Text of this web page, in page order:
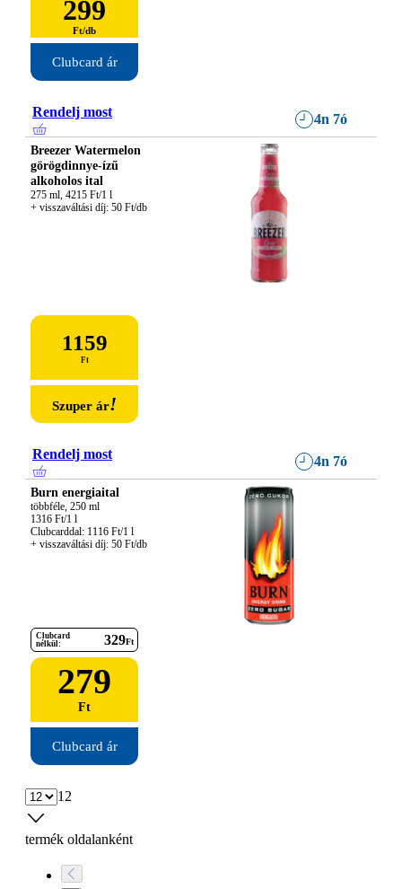
299
Ft/db
Clubcard ár
Rendelj most 4n 7ó
Breezer Watermelon
görögdinnye-ízű
alkoholos ital
275 ml, 4215 Ft/1 l
+ visszaváltási díj: 50 Ft/db
1159
Ft
Szuper ár!
Rendelj most 4n 7ó
Burn energiaital
többféle, 250 ml
1316 Ft/1 l
Clubcarddal: 1116 Ft/1 l
+ visszaváltási díj: 50 Ft/db
Clubcard
nélkül:
329Ft
279
Ft
Clubcard ár
12
termék oldalanként